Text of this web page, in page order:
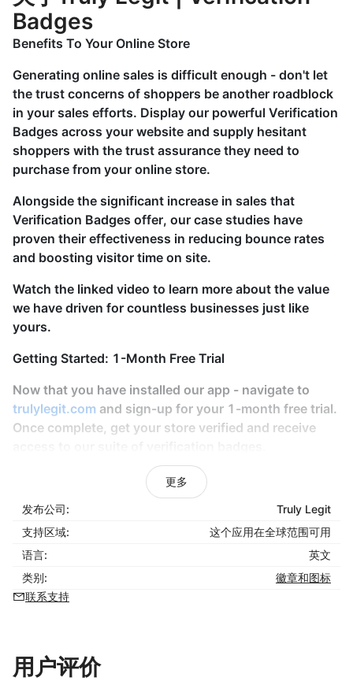
Badges
Benefits To Your Online Store
Generating online sales is difficult enough - don't let
the trust concerns of shoppers be another roadblock
in your sales efforts. Display our powerful Verification
Badges across your website and supply hesitant
shoppers with the trust assurance they need to
purchase from your online store.
Alongside the significant increase in sales that
Verification Badges offer, our case studies have
proven their effectiveness in reducing bounce rates
and boosting visitor time on site.
Watch the linked video to learn more about the value
we have driven for countless businesses just like
yours.
Getting Started: 1-Month Free Trial
Now that you have installed our app - navigate to
trulylegit.com and sign-up for your 1-month free trial.
Once complete, get your store verified and receive
Effortlessly paste the badges across key points of
watch your sales increase.
Have Questions?
Reach out to our sales team -
sales@trulylegit.com-
for answers to all of your questions about our service.
更多
发布公司:
Truly Legit
支持区域:
这个应用在全球范围可用
语言:
英文
类别:
徽章和图标
联系支持
用户评价